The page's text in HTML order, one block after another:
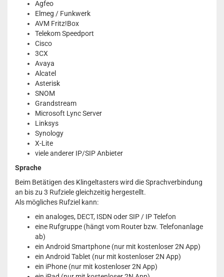
Agfeo
Elmeg / Funkwerk
AVM Fritz!Box
Telekom Speedport
Cisco
3CX
Avaya
Alcatel
Asterisk
SNOM
Grandstream
Microsoft Lync Server
Linksys
Synology
X-Lite
viele anderer IP/SIP Anbieter
Sprache
Beim Betätigen des Klingeltasters wird die Sprachverbindung
an bis zu 3 Rufziele gleichzeitig hergestellt.
Als mögliches Rufziel kann:
ein analoges, DECT, ISDN oder SIP / IP Telefon
eine Rufgruppe (hängt vom Router bzw. Telefonanlage
ab)
ein Android Smartphone (nur mit kostenloser 2N App)
ein Android Tablet (nur mit kostenloser 2N App)
ein iPhone (nur mit kostenloser 2N App)